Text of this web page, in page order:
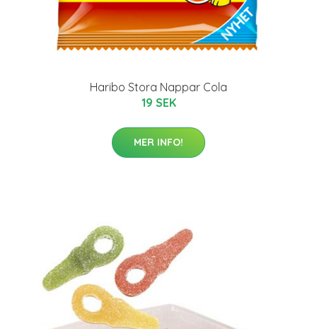
Haribo Stora Nappar Cola
19 SEK
MER INFO!